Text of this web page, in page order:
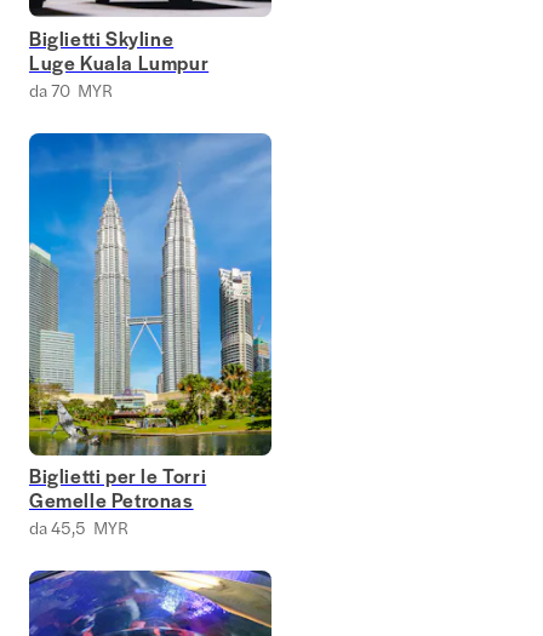
Biglietti Skyline
Luge Kuala Lumpur
da 70 MYR
Biglietti per le Torri
Gemelle Petronas
da 45,5 MYR